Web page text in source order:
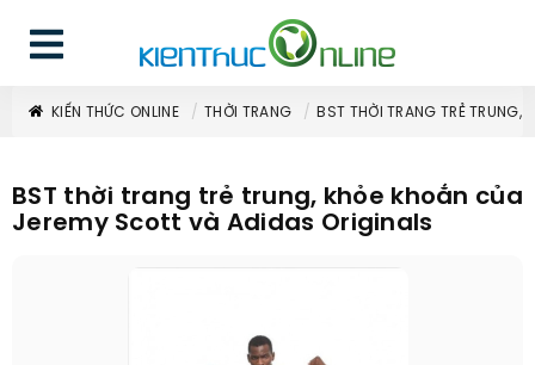
KIẾN THỨC ONLINE THỜI TRANG BST THỜI TRANG TRẺ TRUNG,
BST thời trang trẻ trung, khỏe khoắn của
Jeremy Scott và Adidas Originals